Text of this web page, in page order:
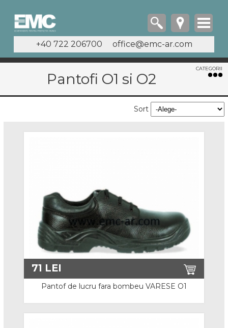
+40 722 206700 office@emc-ar.com
Incaltaminte
Bocanci S1P
Bocanci S2
Bocanci S3
Pantofi
Pantofi O1 si O2
Pantofi O1 si O2
Sort
Pantof de lucru fara bombeu VARESE O1
71 LEI